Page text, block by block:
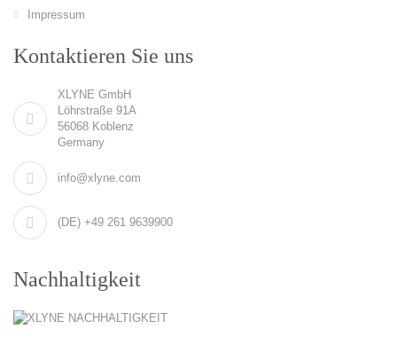
Impressum
Kontaktieren Sie uns
XLYNE GmbH
Löhrstraße 91A
56068 Koblenz
Germany
info@xlyne.com
(DE) +49 261 9639900
Nachhaltigkeit